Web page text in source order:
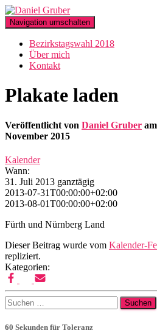
Navigation umschalten
Bezirkstagswahl 2018
Über mich
Kontakt
Plakate laden
Veröffentlicht von Daniel Gruber am
November 2015
Kalender
Wann:
31. Juli 2013 ganztägig
2013-07-31T00:00:00+02:00
2013-08-01T00:00:00+02:00
Fürth und Nürnberg Land
Dieser Beitrag wurde vom Kalender-
repliziert.
Kategorien:
Suchen
nach:
60 Sekunden für Toleranz